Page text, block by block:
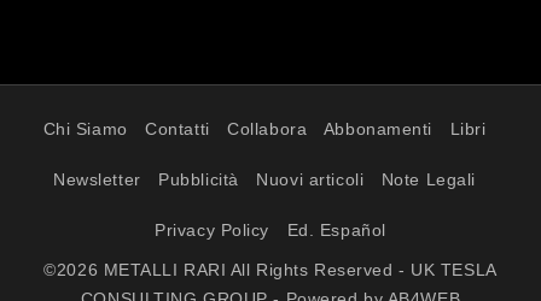
Chi Siamo Contatti Collabora Abbonamenti Libri
Newsletter Pubblicità Nuovi articoli Note Legali
Privacy Policy Ed. Español
©2026 METALLI RARI All Rights Reserved - UK TESLA